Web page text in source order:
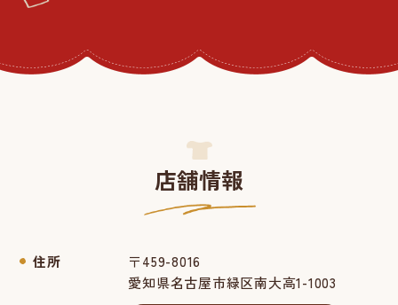
店舗情報
住所
〒459-8016
愛知県名古屋市緑区南大高1-1003